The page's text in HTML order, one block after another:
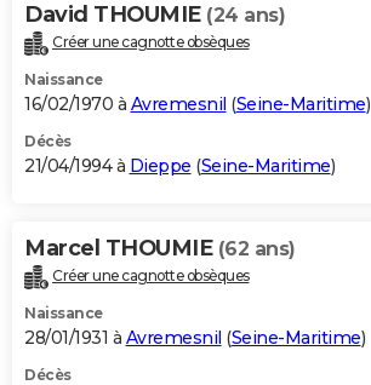
David THOUMIE (24 ans)
Créer une cagnotte obsèques
Naissance
16/02/1970 à Avremesnil (Seine-Maritime)
Décès
21/04/1994 à Dieppe (Seine-Maritime)
Marcel THOUMIE (62 ans)
Créer une cagnotte obsèques
Naissance
28/01/1931 à Avremesnil (Seine-Maritime)
Décès